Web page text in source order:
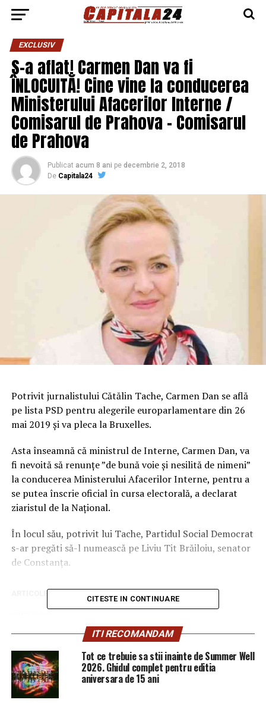
EXCLUSIV
S-a aflat! Carmen Dan va fi
ÎNLOCUITĂ! Cine vine la conducerea
Ministerului Afacerilor Interne /
Comisarul de Prahova – Comisarul
de Prahova
Publicat acum 8 ani pe decembrie 2, 2018
De Capitala24
Potrivit jurnalistului Cătălin Tache, Carmen Dan se află
pe lista PSD pentru alegerile europarlamentare din 26
mai 2019 şi va pleca la Bruxelles.
Asta înseamnă că ministrul de Interne, Carmen Dan, va
fi nevoită să renunţe ”de bună voie şi nesilită de nimeni”
la conducerea Ministerului Afacerilor Interne, pentru a
se putea înscrie oficial în cursa electorală, a declarat
ziaristul de la Naţional.
În locul său, potrivit lui Tache, Partidul Social Democrat
s-ar pregăti să-l numească pe Liviu Tit Brăiloiu, senator
de Constanţa.
ARTICOLE PE ACEIASI TEMA:
Care este marea legătură dintre Darius Vâlcov și Liviu
Dragnea / Comisarul de Prahova – Comisarul de Prahova
NU RATATI
S-a aflat! Carmen Dan va fi ÎNLOCUITĂ! Cine vine la
conducerea Ministerului Afacerilor Interne | Capitala24
CITESTE IN CONTINUARE
ITI RECOMANDAM
Tot ce trebuie sa stii inainte de Summer Well
2026. Ghidul complet pentru editia
aniversara de 15 ani